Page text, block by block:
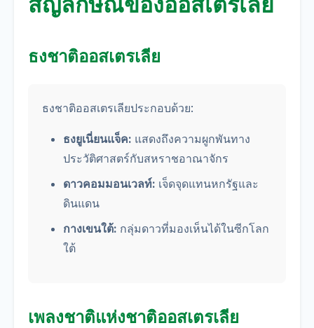
ธงชาติออสเตรเลีย
ธงชาติออสเตรเลียประกอบด้วย:
ธงยูเนี่ยนแจ็ค: แสดงถึงความผูกพันทาง
ประวัติศาสตร์กับสหราชอาณาจักร
ดาวคอมมอนเวลท์: เจ็ดจุดแทนหกรัฐและ
ดินแดน
กางเขนใต้: กลุ่มดาวที่มองเห็นได้ในซีกโลก
ใต้
เพลงชาติแห่งชาติออสเตรเลีย